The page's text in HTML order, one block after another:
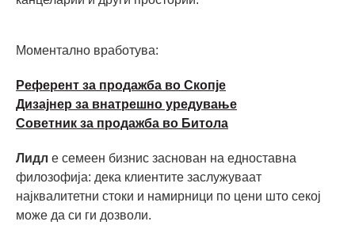
Моментално вработува:
Референт за продажба во Скопје
Дизајнер за внатрешно уредување
Советник за продажба во Битола
Лидл е семеен бизнис заснован на едноставна
филозофија: дека клиентите заслужуваат
најквалитетни стоки и намирници по цени што секој
може да си ги дозволи.